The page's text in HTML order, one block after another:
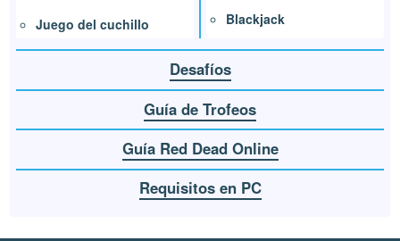
Juego del cuchillo
Blackjack
Desafíos
Guía de Trofeos
Guía Red Dead Online
Requisitos en PC